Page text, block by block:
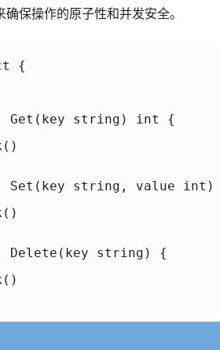
确保操作的原子性和并发安全。
{
Get(key string) int {
Set(key string, value
Delete(key string) {